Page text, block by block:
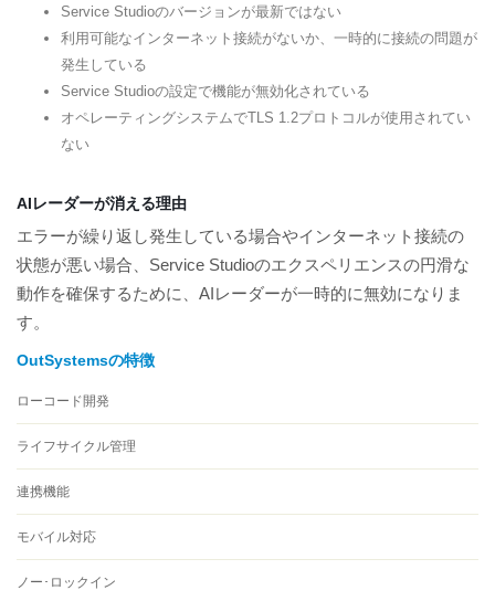
Service Studioのバージョンが最新ではない
利用可能なインターネット接続がないか、一時的に接続の問題が
発生している
Service Studioの設定で機能が無効化されている
オペレーティングシステムでTLS 1.2プロトコルが使用されてい
ない
AIレーダーが消える理由
エラーが繰り返し発生している場合やインターネット接続の
状態が悪い場合、Service Studioのエクスペリエンスの円滑な
動作を確保するために、AIレーダーが一時的に無効になりま
す。
OutSystemsの特徴
ローコード開発
ライフサイクル管理
連携機能
モバイル対応
ノー･ロックイン